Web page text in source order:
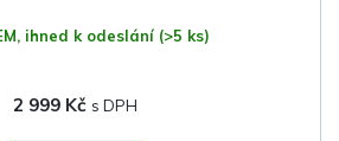
ihned k odeslání (>5 ks)
2 999 Kč